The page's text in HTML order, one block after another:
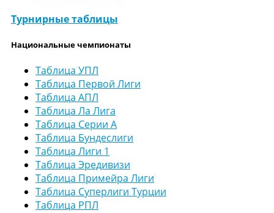
Турнирные таблицы
Национальные чемпионаты
Таблица УПЛ
Таблица Первой Лиги
Таблица АПЛ
Таблица Ла Лига
Таблица Серии А
Таблица Бундеслиги
Таблица Лиги 1
Таблица Эредивизи
Таблица Примейра Лиги
Таблица Суперлиги Турции
Таблица РПЛ